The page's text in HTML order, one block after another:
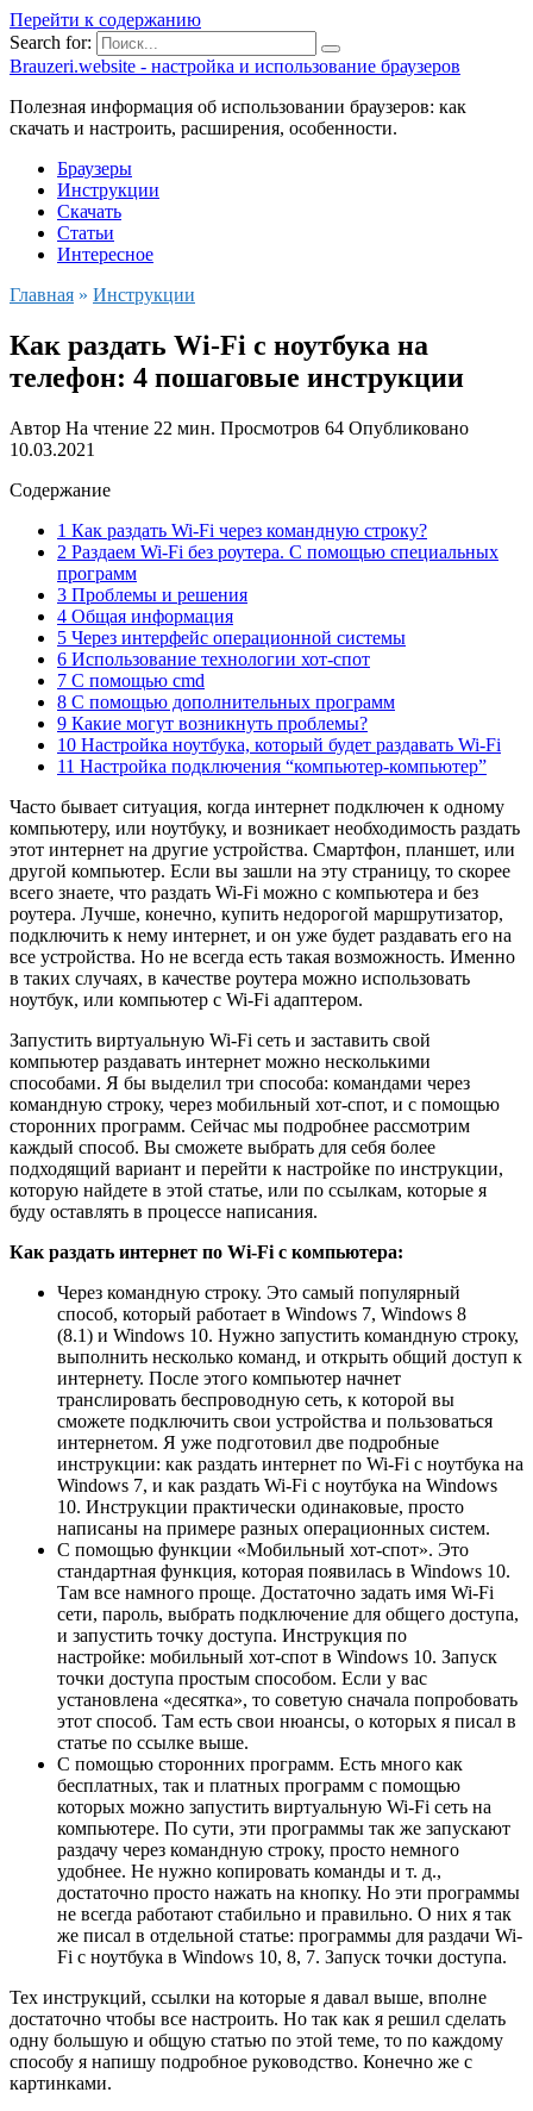
Перейти к содержанию
Search for:
Brauzeri.website - настройка и использование браузеров
Полезная информация об использовании браузеров: как
скачать и настроить, расширения, особенности.
Браузеры
Инструкции
Скачать
Статьи
Интересное
Главная » Инструкции
Как раздать Wi-Fi с ноутбука на
телефон: 4 пошаговые инструкции
Автор На чтение 22 мин. Просмотров 64 Опубликовано
10.03.2021
Содержание
1 Как раздать Wi-Fi через командную строку?
2 Раздаем Wi-Fi без роутера. С помощью специальных
программ
3 Проблемы и решения
4 Общая информация
5 Через интерфейс операционной системы
6 Использование технологии хот-спот
7 С помощью cmd
8 С помощью дополнительных программ
9 Какие могут возникнуть проблемы?
10 Настройка ноутбука, который будет раздавать Wi-Fi
11 Настройка подключения “компьютер-компьютер”
Часто бывает ситуация, когда интернет подключен к одному
компьютеру, или ноутбуку, и возникает необходимость раздать
этот интернет на другие устройства. Смартфон, планшет, или
другой компьютер. Если вы зашли на эту страницу, то скорее
всего знаете, что раздать Wi-Fi можно с компьютера и без
роутера. Лучше, конечно, купить недорогой маршрутизатор,
подключить к нему интернет, и он уже будет раздавать его на
все устройства. Но не всегда есть такая возможность. Именно
в таких случаях, в качестве роутера можно использовать
ноутбук, или компьютер с Wi-Fi адаптером.
Запустить виртуальную Wi-Fi сеть и заставить свой
компьютер раздавать интернет можно несколькими
способами. Я бы выделил три способа: командами через
командную строку, через мобильный хот-спот, и с помощью
сторонних программ. Сейчас мы подробнее рассмотрим
каждый способ. Вы сможете выбрать для себя более
подходящий вариант и перейти к настройке по инструкции,
которую найдете в этой статье, или по ссылкам, которые я
буду оставлять в процессе написания.
Как раздать интернет по Wi-Fi с компьютера:
Через командную строку. Это самый популярный
способ, который работает в Windows 7, Windows 8
(8.1) и Windows 10. Нужно запустить командную строку,
выполнить несколько команд, и открыть общий доступ к
интернету. После этого компьютер начнет
транслировать беспроводную сеть, к которой вы
сможете подключить свои устройства и пользоваться
интернетом. Я уже подготовил две подробные
инструкции: как раздать интернет по Wi-Fi с ноутбука на
Windows 7, и как раздать Wi-Fi с ноутбука на Windows
10. Инструкции практически одинаковые, просто
написаны на примере разных операционных систем.
С помощью функции «Мобильный хот-спот». Это
стандартная функция, которая появилась в Windows 10.
Там все намного проще. Достаточно задать имя Wi-Fi
сети, пароль, выбрать подключение для общего доступа,
и запустить точку доступа. Инструкция по
настройке: мобильный хот-спот в Windows 10. Запуск
точки доступа простым способом. Если у вас
установлена «десятка», то советую сначала попробовать
этот способ. Там есть свои нюансы, о которых я писал в
статье по ссылке выше.
С помощью сторонних программ. Есть много как
бесплатных, так и платных программ с помощью
которых можно запустить виртуальную Wi-Fi сеть на
компьютере. По сути, эти программы так же запускают
раздачу через командную строку, просто немного
удобнее. Не нужно копировать команды и т. д.,
достаточно просто нажать на кнопку. Но эти программы
не всегда работают стабильно и правильно. О них я так
же писал в отдельной статье: программы для раздачи Wi-
Fi с ноутбука в Windows 10, 8, 7. Запуск точки доступа.
Тех инструкций, ссылки на которые я давал выше, вполне
достаточно чтобы все настроить. Но так как я решил сделать
одну большую и общую статью по этой теме, то по каждому
способу я напишу подробное руководство. Конечно же с
картинками.